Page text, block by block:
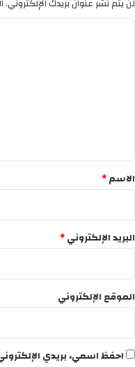
*
الاسم*
البريد الإلكتروني*
الموقع الإلكتروني
احفظ اسمي، بريدي